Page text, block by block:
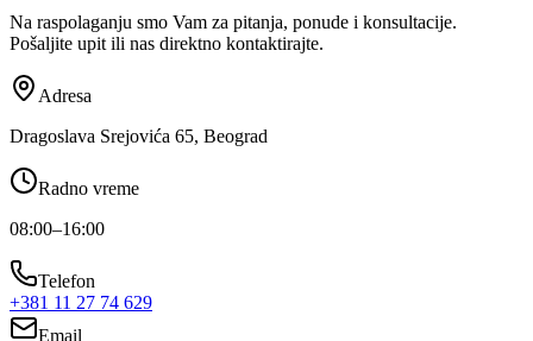
Na raspolaganju smo Vam za pitanja, ponude i konsultacije.
Pošaljite upit ili nas direktno kontaktirajte.
Adresa
Dragoslava Srejovića 65, Beograd
Radno vreme
08:00–16:00
Telefon
+381 11 27 74 629
Email